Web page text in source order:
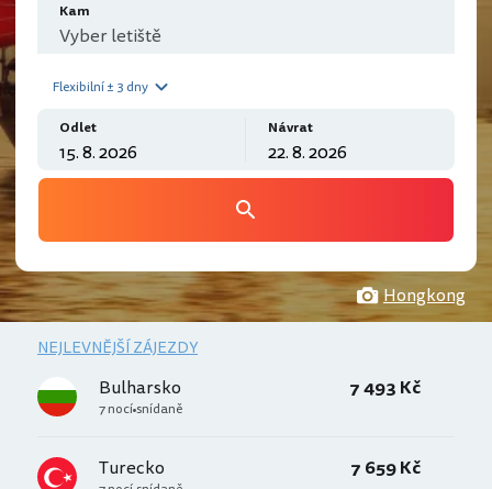
Kam
Flexibilní ± 3 dny
Odlet Návrat
Hongkong
NEJLEVNĚJŠÍ ZÁJEZDY
Bulharsko 7 493 Kč
7 nocísnídaně
Turecko 7 659 Kč